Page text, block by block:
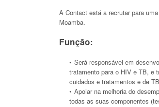
A Contact está a recrutar para
Moamba.
Função:
Será responsável em
tratamento para o HIV e TB, e
cuidados e tratamentos e de
Apoiar na melhoria do
todas as suas componentes